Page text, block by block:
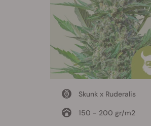
Skunk x Ruderalis
150 - 200 gr/m2